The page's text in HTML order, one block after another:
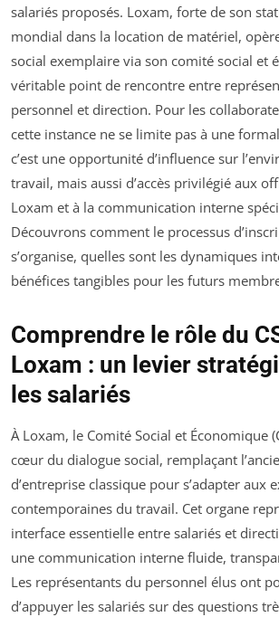
salariés proposés. Loxam, forte de son
mondial dans la location de matériel,
social exemplaire via son comité social et
véritable point de rencontre entre
personnel et direction. Pour les
cette instance ne se limite pas à une
c’est une opportunité d’influence sur
travail, mais aussi d’accès privilégié aux
Loxam et à la communication interne
Découvrons comment le processus
s’organise, quelles sont les dynamiques
bénéfices tangibles pour les futurs
Comprendre le rôle du
Loxam : un levier
les salariés
À Loxam, le Comité Social et Économique
cœur du dialogue social, remplaçant
d’entreprise classique pour s’adapter aux
contemporaines du travail. Cet organe
interface essentielle entre salariés et
une communication interne fluide,
Les représentants du personnel élus ont
d’appuyer les salariés sur des questions